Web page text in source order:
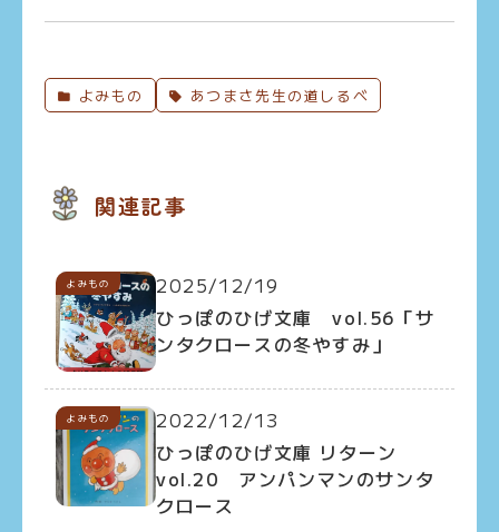
よみもの あつまさ先生の道しるべ
関連記事
よみもの
2025/12/19
ひっぽのひげ文庫 vol.56「サ
ンタクロースの冬やすみ」
よみもの
2022/12/13
ひっぽのひげ文庫 リターン
vol.20 アンパンマンのサンタ
クロース